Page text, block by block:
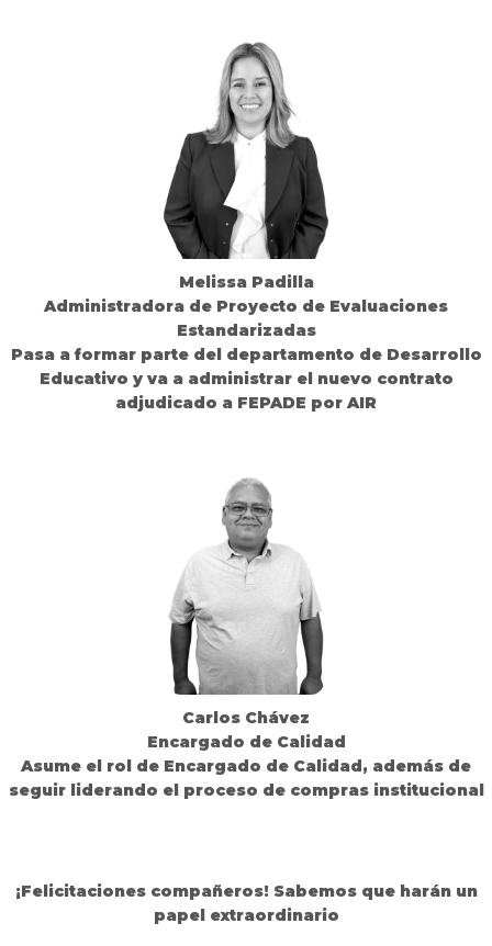
Melissa Padilla
Administradora de Proyecto de Evaluaciones
Estandarizadas
Pasa a formar parte del departamento de Desarrollo
Educativo y va a administrar el nuevo contrato
adjudicado a FEPADE por AIR
Carlos Chávez
Encargado de Calidad
Asume el rol de Encargado de Calidad, además de
seguir liderando el proceso de compras institucional
¡Felicitaciones compañeros! Sabemos que harán un
papel extraordinario